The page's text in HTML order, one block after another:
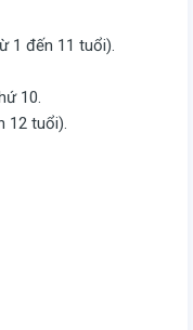
1 đến 11 tuổi).
10.
12 tuổi).